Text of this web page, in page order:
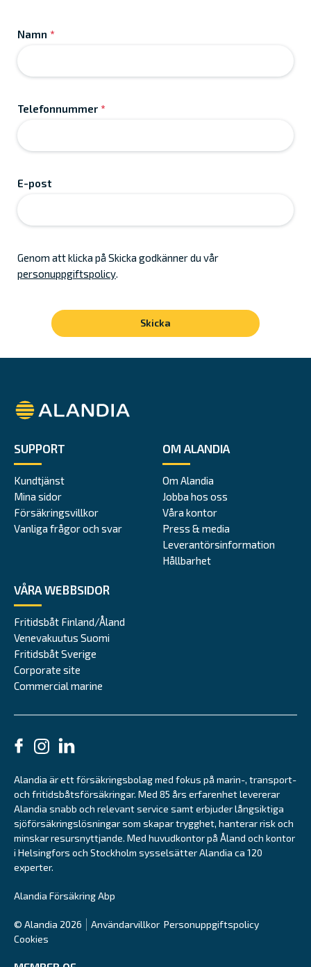
Namn *
Telefonnummer *
E-post
Genom att klicka på Skicka godkänner du vår
personuppgiftspolicy.
Alandia
SUPPORT
Kundtjänst
Mina sidor
Försäkringsvillkor
Vanliga frågor och svar
OM ALANDIA
Om Alandia
Jobba hos oss
Våra kontor
Press & media
Leverantörsinformation
Hållbarhet
VÅRA WEBBSIDOR
Fritidsbåt Finland/Åland
Venevakuutus Suomi
Fritidsbåt Sverige
Corporate site
Commercial marine
Alandia är ett försäkringsbolag med fokus på marin-, transport-
och fritidsbåtsförsäkringar. Med 85 års erfarenhet levererar
Alandia snabb och relevant service samt erbjuder långsiktiga
sjöförsäkringslösningar som skapar trygghet, hanterar risk och
minskar resursnyttjande. Med huvudkontor på Åland och kontor
i Helsingfors och Stockholm sysselsätter Alandia ca 120
experter.
Alandia Försäkring Abp
© Alandia 2026 Användarvillkor Personuppgiftspolicy
Cookies